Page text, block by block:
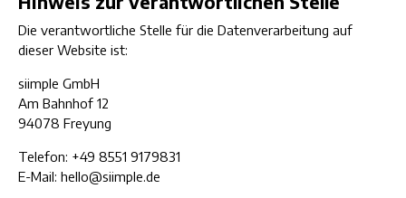
Die verantwortliche Stelle für die Datenverarbeitung auf
dieser Website ist:
siimple GmbH
Am Bahnhof 12
94078 Freyung
Telefon: +49 8551 9179831
E-Mail: hello@siimple.de